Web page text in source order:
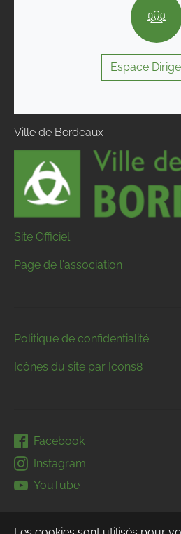
Espace
Ville de Bordeaux
Site Officiel
Page de l'association
Politique de confidentialité
Icônes du site par Icons8
Facebook
Instagram
YouTube